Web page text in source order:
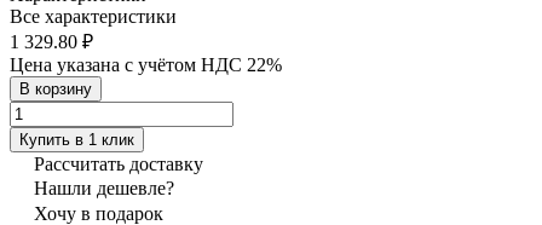
Все характеристики
1 329.80 ₽
Цена указана с учётом НДС 22%
В корзину
Купить в 1 клик
Рассчитать доставку
Нашли дешевле?
Хочу в подарок